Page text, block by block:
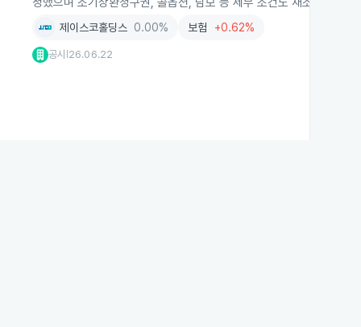
제이스코홀딩스 0.00% 보험 +0.62%
공시 26.06.22